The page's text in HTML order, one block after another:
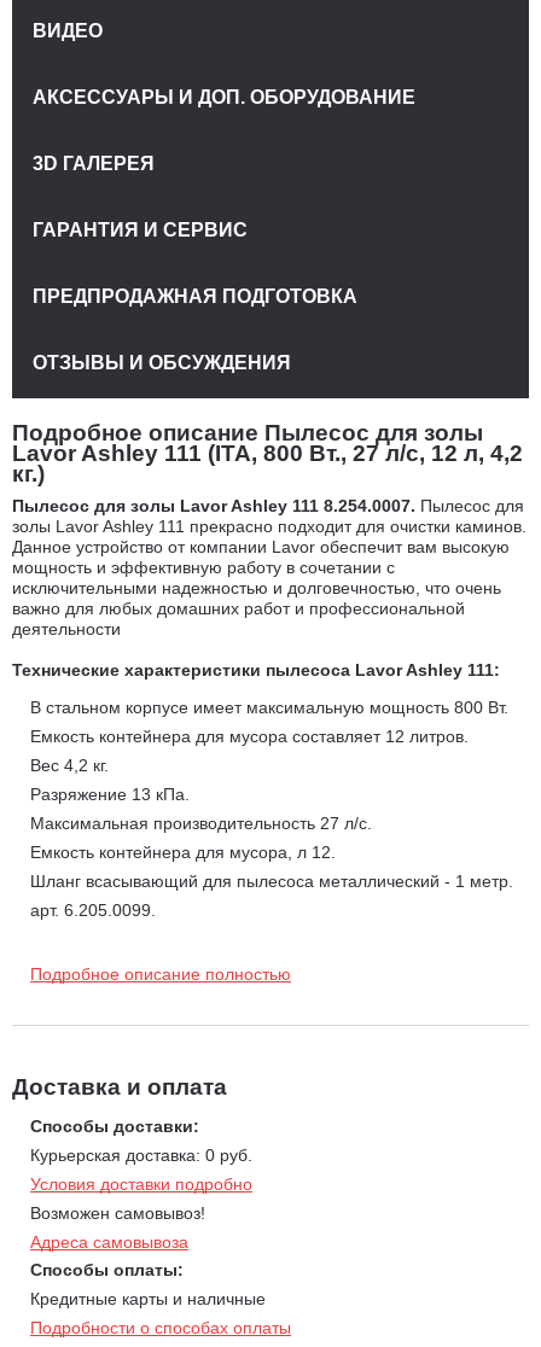
Подробное описание Пылесос для золы
Lavor Ashley 111 (ITA, 800 Вт., 27 л/с, 12 л, 4,2
кг.)
Пылесос для золы Lavor Ashley 111 8.254.0007. Пылесос для
золы Lavor Ashley 111 прекрасно подходит для очистки каминов.
Данное устройство от компании Lavor обеспечит вам высокую
мощность и эффективную работу в сочетании с
исключительными надежностью и долговечностью, что очень
важно для любых домашних работ и профессиональной
деятельности
Технические характеристики пылесоса Lavor Ashley 111:
В стальном корпусе имеет максимальную мощность 800 Вт.
Емкость контейнера для мусора составляет 12 литров.
Вес 4,2 кг.
Разряжение 13 кПа.
Максимальная производительность 27 л/с.
Емкость контейнера для мусора, л 12.
Шланг всасывающий для пылесоса металлический - 1 метр.
арт. 6.205.0099.
Подробное описание полностью
Доставка и оплата
Способы доставки:
Курьерская доставка: 0 руб.
Условия доставки подробно
Возможен самовывоз!
Адреса самовывоза
Способы оплаты:
Кредитные карты и наличные
Подробности о способах оплаты
ВИДЕО
АКСЕССУАРЫ И ДОП. ОБОРУДОВАНИЕ
3D ГАЛЕРЕЯ
ГАРАНТИЯ И СЕРВИС
ПРЕДПРОДАЖНАЯ ПОДГОТОВКА
ОТЗЫВЫ И ОБСУЖДЕНИЯ